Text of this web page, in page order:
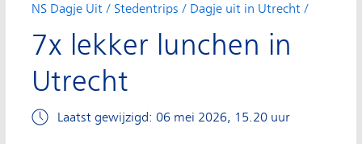
NS Dagje Uit Stedentrips Dagje uit in Utrecht
7x lekker lunchen in
Utrecht
Laatst gewijzigd: 06 mei 2026, 15.20 uur